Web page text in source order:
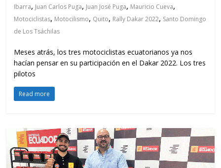
Ibarra, Juan Carlos Puga, Juan José Puga, Mauricio Cueva,
Motociclistas, Motocilismo, Quito, Rally Dakar 2022, Santo Domingo
de Los Tsáchilas
Meses atrás, los tres motociclistas ecuatorianos ya nos
hacían pensar en su participación en el Dakar 2022. Los tres
pilotos
Read more